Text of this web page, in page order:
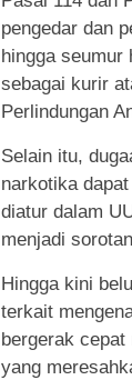
pengedar dan
hingga seumur
sebagai kurir
Perlindungan
Selain itu,
narkotika
diatur dalam
menjadi
Hingga kini
terkait
bergerak cepat
yang